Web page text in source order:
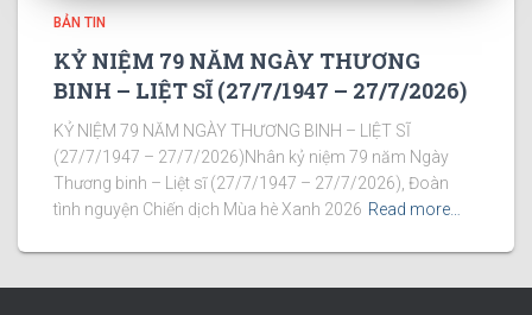
BẢN TIN
KỶ NIỆM 79 NĂM NGÀY THƯƠNG
BINH – LIỆT SĨ (27/7/1947 – 27/7/2026)
KỶ NIỆM 79 NĂM NGÀY THƯƠNG BINH – LIỆT SĨ
(27/7/1947 – 27/7/2026)Nhân kỷ niệm 79 năm Ngày
Thương binh – Liệt sĩ (27/7/1947 – 27/7/2026), Đoàn
tình nguyện Chiến dịch Mùa hè Xanh 2026 Read more…